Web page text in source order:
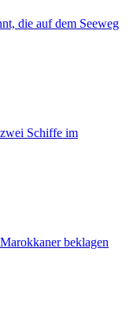
die auf dem Seeweg
Schiffe im
beklagen